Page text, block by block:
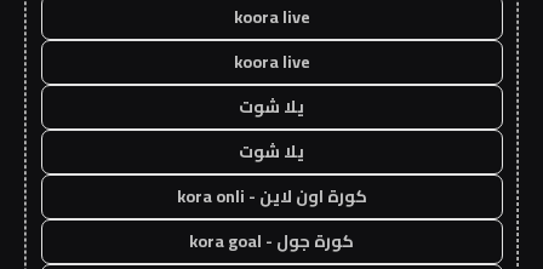
koora live
koora live
يلا شوت
يلا شوت
كورة اون لاين - kora onli
كورة جول - kora goal